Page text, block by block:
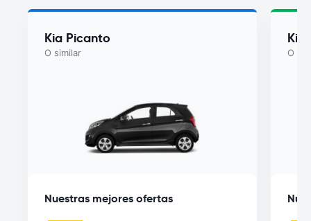
Kia Picanto
O similar
Nuestras mejores ofertas
Kia
O